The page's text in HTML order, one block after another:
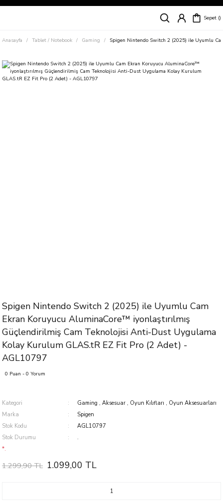
Siparişleriniz
Süper İndirimli Fiyatlar
Sepet
Anasayfa Tablet / Notebook Gaming Spigen Nintendo Switch 2 (2025) ile Uyumlu
Spigen Nintendo Switch 2 (2025) ile Uyumlu Cam
Ekran Koruyucu AluminaCore™ iyonlaştırılmış
Güçlendirilmiş Cam Teknolojisi Anti-Dust Uygulama
Kolay Kurulum GLAS.tR EZ Fit Pro (2 Adet) -
AGL10797
0 Puan - 0 Yorum
Kategori Gaming , Aksesuar , Oyun Kılıfları , Oyun Aksesuarları
Marka
Spigen
Stok Kodu
AGL10797
Stok Durumu
.
*.
1.299,90 TL 1.099,00 TL